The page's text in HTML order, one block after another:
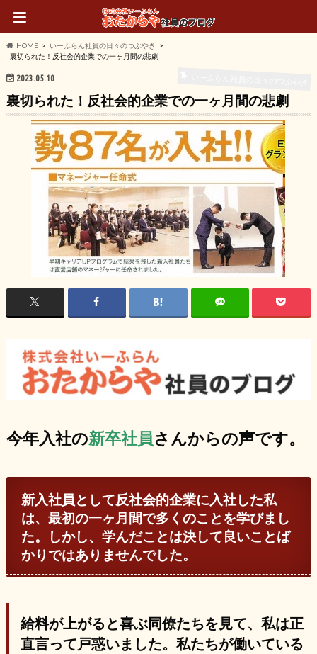
HOME
いーふらん社員の日々のつぶやき
裏切られた！反社会的企業での一ヶ月間の悲劇
2023.05.10
裏切られた！反社会的企業での一ヶ月間の悲劇
今年入社の新卒社員さんからの声です。
新入社員として反社会的企業に入社した私
は、最初の一ヶ月間で多くのことを学びまし
た。しかし、学んだことは決して良いことば
かりではありませんでした。
給料が上がると喜ぶ同僚たちを見て、私は正
直言って戸惑いました。私たちが働いている